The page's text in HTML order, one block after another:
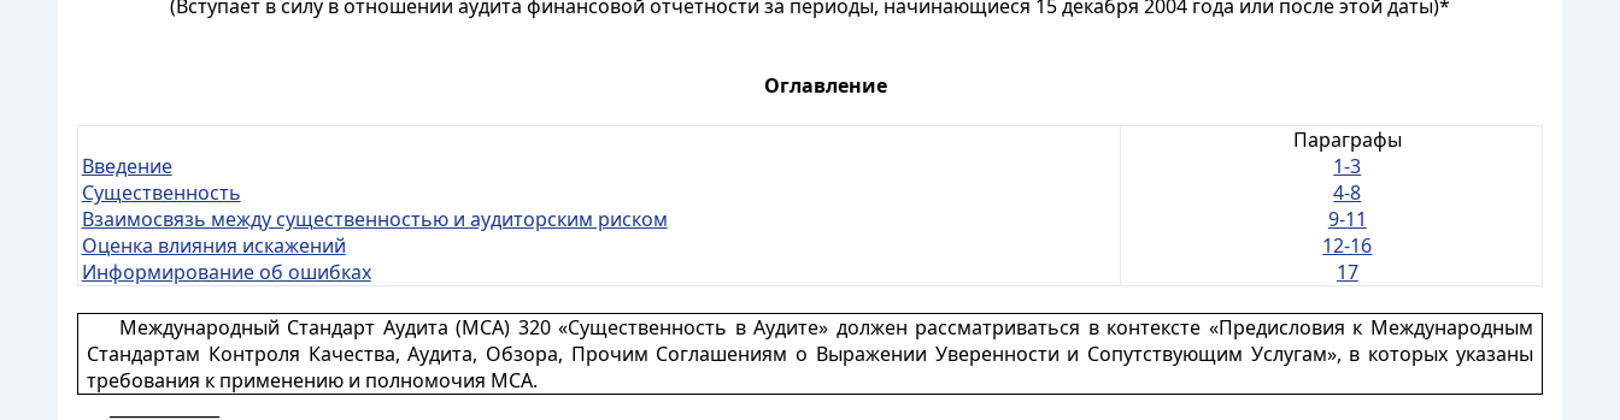
(Вступает в силу в отношении аудита финансовой отчетности за периоды, начинающиеся 15 декабря 2004 года или после этой даты)*
Оглавление
Введение
Существенность
Взаимосвязь между существенностью и аудиторским риском
Оценка влияния искажений
Информирование об ошибках
Параграфы
1-3
4-8
9-11
12-16
17
Международный Стандарт Аудита (МСА) 320 «Существенность в Аудите» должен рассматриваться в контексте «Предисловия к Международным
Стандартам Контроля Качества, Аудита, Обзора, Прочим Соглашениям о Выражении Уверенности и Сопутствующим Услугам», в которых указаны
требования к применению и полномочия МСА.